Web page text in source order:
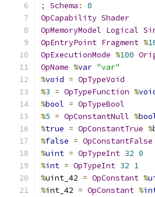
;
Schema :
0
OpCapability Shader
OpMemoryModel Logical
OpEntryPoint Fragment %
OpExecutionMode %100
OpName %var "var"
%void = OpTypeVoid
%3 = OpTypeFunction %
%bool = OpTypeBool
%5 = OpConstantNull %
%true = OpConstantTrue %
%false = OpConstantFalse
%uint = OpTypeInt 32 0
%int = OpTypeInt 32 1
%uint_42 = OpConstant %
%int_42 = OpConstant %